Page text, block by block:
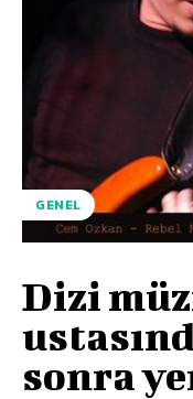
GENEL
Dizi
sonra